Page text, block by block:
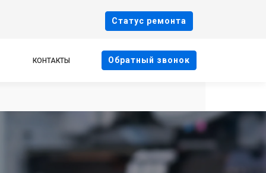
Cтатус ремонта
КОНТАКТЫ Oбратный звонок